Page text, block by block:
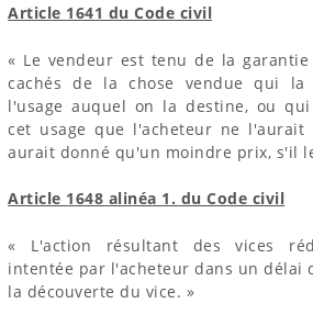
Article 1641 du Code civil
« Le vendeur est tenu de la
cachés de la chose vendue qui
l'usage auquel on la destine, ou
cet usage que l'acheteur ne l'aurait
aurait donné qu'un moindre prix, s'il
Article 1648 alinéa 1. du Code civil
« L'action résultant des vices
intentée par l'acheteur dans un délai
la découverte du vice. »